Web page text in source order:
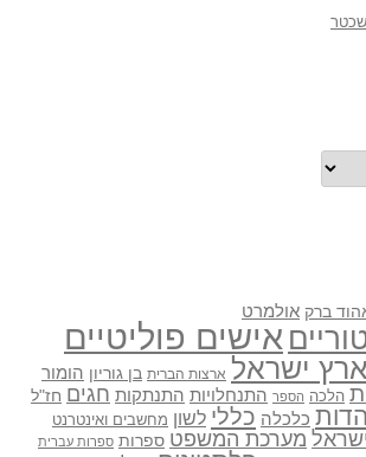
ברק אולמרט
אישים פוליטיים
ארץ ישראל ארצות הברית בן גוריון הומור
הלכה הספר התנחלויות התנתקות חגים חז"ל
כלכלה כללי לשון מחשבים ואינטרנט
מערכת המשפט ספרות ספרות עברית